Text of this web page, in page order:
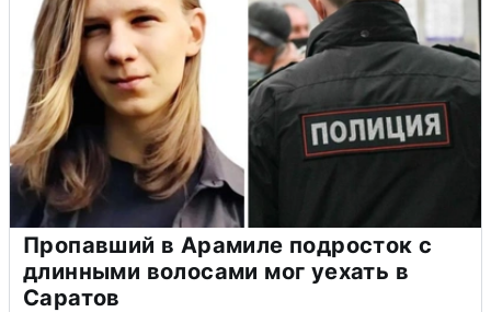
Пропавший в Арамиле подросток с
длинными волосами мог уехать в
Саратов